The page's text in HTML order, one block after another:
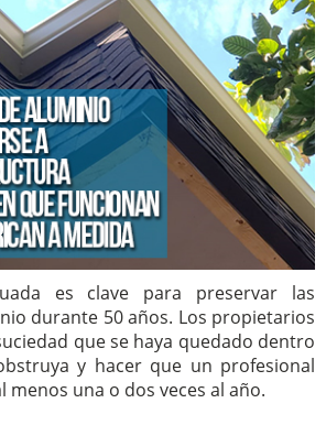
es clave para preservar las
durante 50 años. Los propietarios
que se haya quedado dentro
y hacer que un profesional
menos una o dos veces al año.